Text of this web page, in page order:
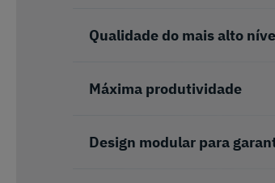
Qualidade do mais alto
Máxima produtividade
Design modular para